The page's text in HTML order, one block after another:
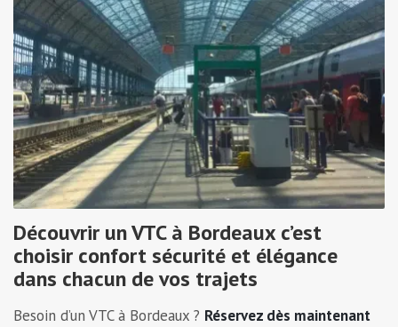
Découvrir un VTC à Bordeaux c’est
choisir confort sécurité et élégance
dans chacun de vos trajets
Besoin d’un VTC à Bordeaux ? Réservez dès maintenant